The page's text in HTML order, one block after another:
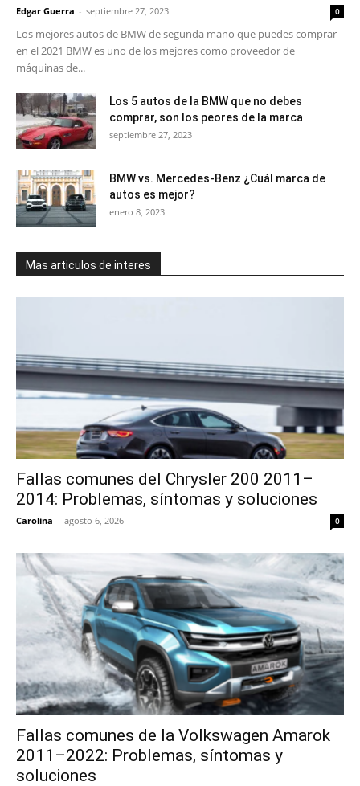
Edgar Guerra - septiembre 27, 2023 0
Los mejores autos de BMW de segunda mano que puedes comprar
en el 2021 BMW es uno de los mejores como proveedor de
máquinas de...
Los 5 autos de la BMW que no debes
comprar, son los peores de la marca
septiembre 27, 2023
BMW vs. Mercedes-Benz ¿Cuál marca de
autos es mejor?
enero 8, 2023
Mas articulos de interes
Fallas comunes del Chrysler 200 2011–
2014: Problemas, síntomas y soluciones
Carolina - agosto 6, 2026 0
Fallas comunes de la Volkswagen Amarok
2011–2022: Problemas, síntomas y
soluciones